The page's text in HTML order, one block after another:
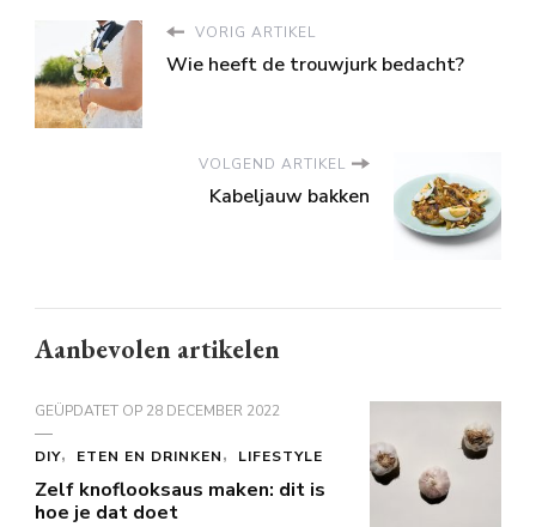
VORIG ARTIKEL
Wie heeft de trouwjurk bedacht?
VOLGEND ARTIKEL
Kabeljauw bakken
Aanbevolen artikelen
GEÜPDATET OP 28 DECEMBER 2022
DIY ETEN EN DRINKEN LIFESTYLE
Zelf knoflooksaus maken: dit is
hoe je dat doet